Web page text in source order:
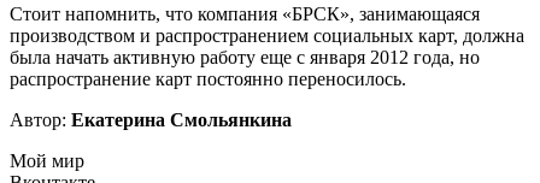
Стоит напомнить, что компания «БРСК», занимающаяся
производством и распространением социальных карт, должна
была начать активную работу еще с января 2012 года, но
распространение карт постоянно переносилось.
Автор: Екатерина Смольянкина
Мой мир